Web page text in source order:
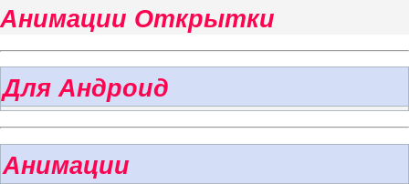
Анимации Открытки
Для Андроид
Анимации